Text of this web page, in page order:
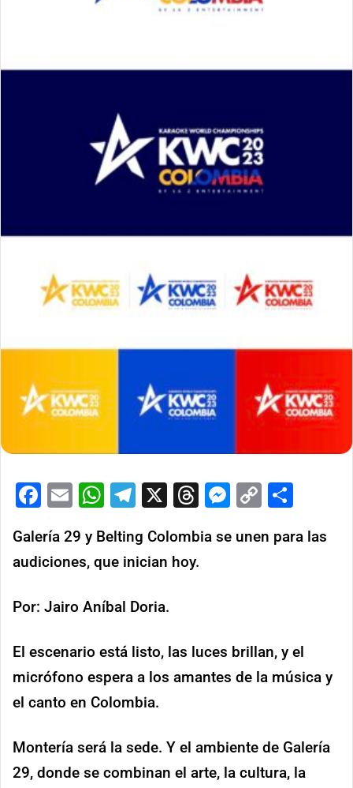
Facebook
EmailWhatsApp
Telegram
X ThreadsCopy
Galería 29 y Belting Colombia se unen para las
audiciones, que inician hoy.
Por: Jairo Aníbal Doria.
El escenario está listo, las luces brillan, y el
micrófono espera a los amantes de la música y
el canto en Colombia.
Montería será la sede. Y el ambiente de Galería
29, donde se combinan el arte, la cultura, la